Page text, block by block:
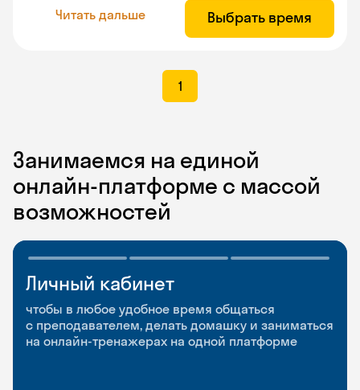
Читать дальше Выбрать время
1
Занимаемся на единой
онлайн-платформе с массой
возможностей
Личный кабинет
чтобы в любое удобное время общаться
с преподавателем, делать домашку и заниматься
на онлайн-тренажерах на одной платформе
Мобильное
приложение
чтобы заниматься и изучать новые слова где
и когда удобно
Разговорные клубы
и Talks
Групповые занятия для разговорной практики
и индивидуальные встречи с преподавателями